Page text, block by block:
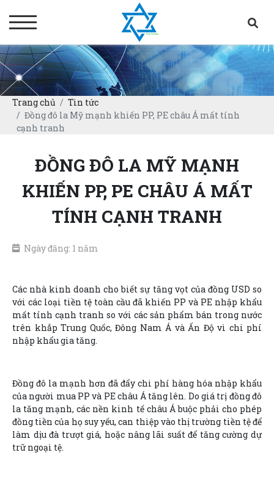
Trang chủ
Tin tức
Đồng đô la Mỹ mạnh khiến PP, PE châu Á mất tính
cạnh tranh
ĐỒNG ĐÔ LA MỸ MẠNH
KHIẾN PP, PE CHÂU Á MẤT
TÍNH CẠNH TRANH
Ngày đăng: 1 năm
Các nhà kinh doanh cho biết sự tăng vọt của đồng USD so
với các loại tiền tệ toàn cầu đã khiến PP và PE nhập khẩu
mất tính cạnh tranh so với các sản phẩm bán trong nước
trên khắp Trung Quốc, Đông Nam Á và Ấn Độ vì chi phí
nhập khẩu gia tăng.
Đồng đô la mạnh hơn đã đẩy chi phí hàng hóa nhập khẩu
của người mua PP và PE châu Á tăng lên. Do giá trị đồng đô
la tăng mạnh, các nền kinh tế châu Á buộc phải cho phép
đồng tiền của họ suy yếu, can thiệp vào thị trường tiền tệ để
làm dịu đà trượt giá, hoặc nâng lãi suất để tăng cường dự
trữ ngoại tệ.